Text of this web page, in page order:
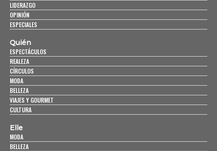
LIDERAZGO
OPINIÓN
ESPECIALES
Quién
ESPECTÁCULOS
REALEZA
CÍRCULOS
MODA
BELLEZA
VIAJES Y GOURMET
CULTURA
Elle
MODA
BELLEZA